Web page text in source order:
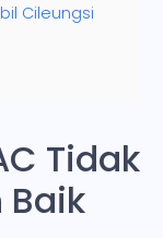
Cileungsi
Tidak